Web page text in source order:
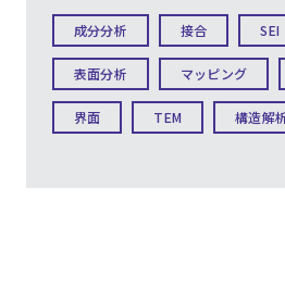
成分分析 接合 SEI
表面分析 マッピング
界面 TEM 構造解